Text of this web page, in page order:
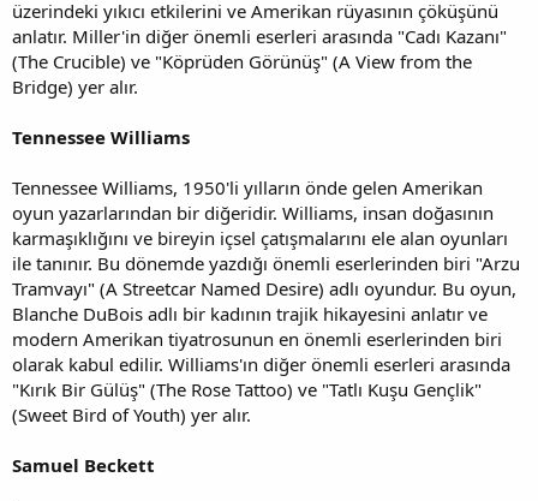
üzerindeki yıkıcı etkilerini ve Amerikan rüyasının çöküşünü
anlatır. Miller'in diğer önemli eserleri arasında "Cadı Kazanı"
(The Crucible) ve "Köprüden Görünüş" (A View from the
Bridge) yer alır.
Tennessee Williams
Tennessee Williams, 1950'li yılların önde gelen Amerikan
oyun yazarlarından bir diğeridir. Williams, insan doğasının
karmaşıklığını ve bireyin içsel çatışmalarını ele alan oyunları
ile tanınır. Bu dönemde yazdığı önemli eserlerinden biri "Arzu
Tramvayı" (A Streetcar Named Desire) adlı oyundur. Bu oyun,
Blanche DuBois adlı bir kadının trajik hikayesini anlatır ve
modern Amerikan tiyatrosunun en önemli eserlerinden biri
olarak kabul edilir. Williams'ın diğer önemli eserleri arasında
"Kırık Bir Gülüş" (The Rose Tattoo) ve "Tatlı Kuşu Gençlik"
(Sweet Bird of Youth) yer alır.
Samuel Beckett